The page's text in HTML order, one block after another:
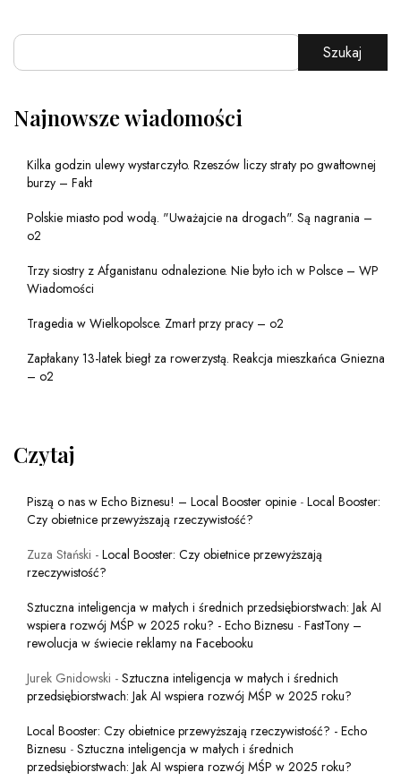
Szukaj
Najnowsze wiadomości
Kilka godzin ulewy wystarczyło. Rzeszów liczy straty po gwałtownej
burzy – Fakt
Polskie miasto pod wodą. "Uważajcie na drogach". Są nagrania –
o2
Trzy siostry z Afganistanu odnalezione. Nie było ich w Polsce – WP
Wiadomości
Tragedia w Wielkopolsce. Zmarł przy pracy – o2
Zapłakany 13-latek biegł za rowerzystą. Reakcja mieszkańca Gniezna
– o2
Czytaj
Piszą o nas w Echo Biznesu! – Local Booster opinie - Local Booster:
Czy obietnice przewyższają rzeczywistość?
Zuza Stański - Local Booster: Czy obietnice przewyższają
rzeczywistość?
Sztuczna inteligencja w małych i średnich przedsiębiorstwach: Jak AI
wspiera rozwój MŚP w 2025 roku? - Echo Biznesu - FastTony –
rewolucja w świecie reklamy na Facebooku
Jurek Gnidowski - Sztuczna inteligencja w małych i średnich
przedsiębiorstwach: Jak AI wspiera rozwój MŚP w 2025 roku?
Local Booster: Czy obietnice przewyższają rzeczywistość? - Echo
Biznesu - Sztuczna inteligencja w małych i średnich
przedsiębiorstwach: Jak AI wspiera rozwój MŚP w 2025 roku?